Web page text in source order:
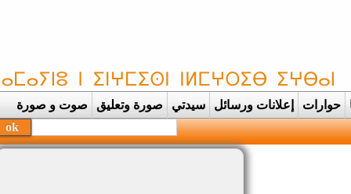
حوارات إعلانات ورسائل سيدتي صورة وتعليق صوت و صورة